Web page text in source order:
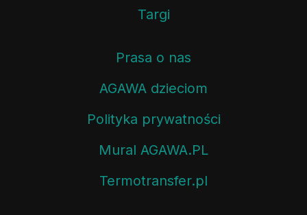
Targi
Prasa o nas
AGAWA dzieciom
Polityka prywatności
Mural AGAWA.PL
Termotransfer.pl